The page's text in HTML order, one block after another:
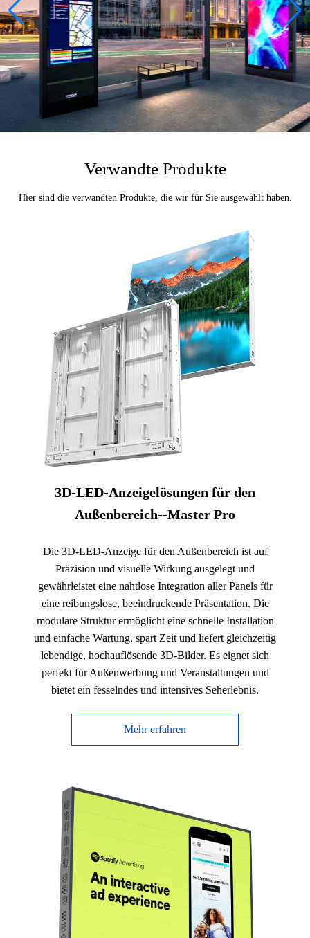
Verwandte Produkte
Hier sind die verwandten Produkte, die wir für Sie ausgewählt haben.
3D-LED-Anzeigelösungen für den
Außenbereich--Master Pro
Die 3D-LED-Anzeige für den Außenbereich ist auf
Präzision und visuelle Wirkung ausgelegt und
gewährleistet eine nahtlose Integration aller Panels für
eine reibungslose, beeindruckende Präsentation. Die
modulare Struktur ermöglicht eine schnelle Installation
und einfache Wartung, spart Zeit und liefert gleichzeitig
lebendige, hochauflösende 3D-Bilder. Es eignet sich
perfekt für Außenwerbung und Veranstaltungen und
bietet ein fesselndes und intensives Seherlebnis.
Mehr erfahren